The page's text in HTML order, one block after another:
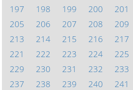
197
198 199 200 201
205
206 207 208 209
213
214 215 216 217
221
222 223 224 225
229
230 231 232 233
237
238 239 240 241